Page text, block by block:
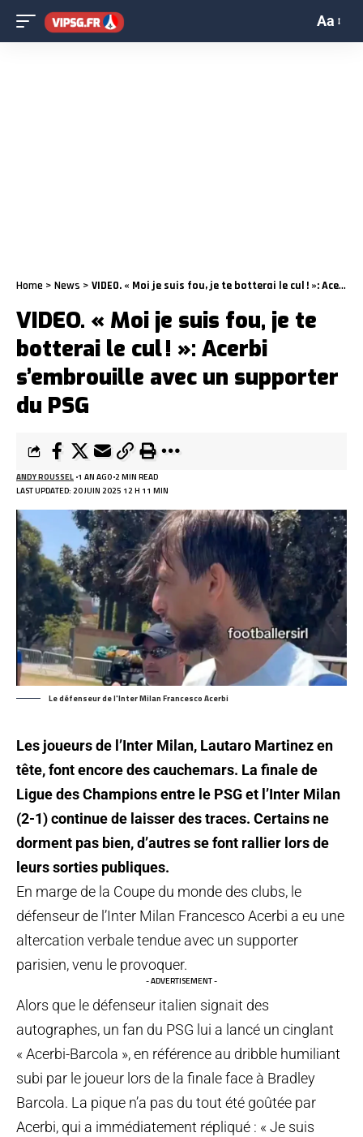
Aa
Home > News > VIDEO. « Moi je suis fou, je te botterai le cul ! »: Acerbi s’embrouille avec un supporter du PSG
VIDEO. « Moi je suis fou, je te
botterai le cul ! »: Acerbi
s’embrouille avec un supporter
du PSG
LAST UPDATED: 20 JUIN 2025 12 H 11 MIN
ANDY ROUSSEL 1 AN AGO 2 MIN READ
Le défenseur de l'Inter Milan Francesco Acerbi
Les joueurs de l’Inter Milan, Lautaro Martinez en
tête, font encore des cauchemars. La finale de
Ligue des Champions entre le PSG et l’Inter Milan
(2-1) continue de laisser des traces. Certains ne
dorment pas bien, d’autres se font rallier lors de
leurs sorties publiques.
En marge de la Coupe du monde des clubs, le
défenseur de l’Inter Milan Francesco Acerbi a eu une
altercation verbale tendue avec un supporter
parisien, venu le provoquer.
- ADVERTISEMENT -
Alors que le défenseur italien signait des
autographes, un fan du PSG lui a lancé un cinglant
« Acerbi-Barcola », en référence au dribble humiliant
subi par le joueur lors de la finale face à Bradley
Barcola. La pique n’a pas du tout été goûtée par
Acerbi, qui a immédiatement répliqué : « Je suis